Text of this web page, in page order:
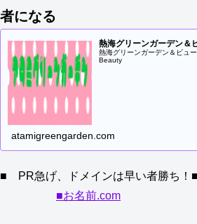
者になる
熱海グリーンガーデン＆
熱海グリーンガーデン＆ビュ
Beauty
atamigreengarden.com
■ PR急げ、ドメインは早い者勝ち！■
■お名前.com